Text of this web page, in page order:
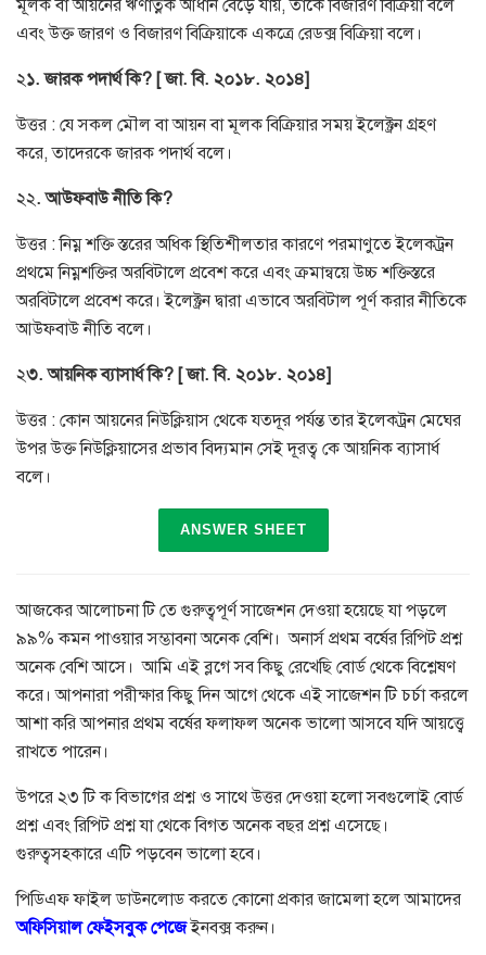
মূলক বা আয়নের ঋণাত্নক আধান বেড়ে যায়, তাকে বিজারণ বিক্রিয়া বলে
এবং উক্ত জারণ ও বিজারণ বিক্রিয়াকে একত্রে রেডক্স বিক্রিয়া বলে।
২১. জারক পদার্থ কি? [ জা. বি. ২০১৮. ২০১৪]
উত্তর : যে সকল মৌল বা আয়ন বা মূলক বিক্রিয়ার সময় ইলেক্ট্রন গ্রহণ
করে, তাদেরকে জারক পদার্থ বলে।
২২. আউফবাউ নীতি কি?
উত্তর : নিম্ন শক্তি স্তরের অধিক স্থিতিশীলতার কারণে পরমাণুতে ইলেকট্রন
প্রথমে নিম্নশক্তির অরবিটালে প্রবেশ করে এবং ক্রমান্বয়ে উচ্চ শক্তিস্তরে
অরবিটালে প্রবেশ করে। ইলেক্ট্রন দ্বারা এভাবে অরবিটাল পূর্ণ করার নীতিকে
আউফবাউ নীতি বলে।
২৩. আয়নিক ব্যাসার্ধ কি? [ জা. বি. ২০১৮. ২০১৪]
উত্তর : কোন আয়নের নিউক্লিয়াস থেকে যতদূর পর্যন্ত তার ইলেকট্রন মেঘের
উপর উক্ত নিউক্লিয়াসের প্রভাব বিদ্যমান সেই দূরত্ব কে আয়নিক ব্যাসার্ধ
বলে।
ANSWER SHEET
আজকের আলোচনা টি তে গুরুত্বপূর্ণ সাজেশন দেওয়া হয়েছে যা পড়লে
৯৯% কমন পাওয়ার সম্ভাবনা অনেক বেশি। অনার্স প্রথম বর্ষের রিপিট প্রশ্ন
অনেক বেশি আসে। আমি এই ব্লগে সব কিছু রেখেছি বোর্ড থেকে বিশ্লেষণ
করে। আপনারা পরীক্ষার কিছু দিন আগে থেকে এই সাজেশন টি চর্চা করলে
আশা করি আপনার প্রথম বর্ষের ফলাফল অনেক ভালো আসবে যদি আয়ত্ত্বে
রাখতে পারেন।
উপরে ২৩ টি ক বিভাগের প্রশ্ন ও সাথে উত্তর দেওয়া হলো সবগুলোই বোর্ড
প্রশ্ন এবং রিপিট প্রশ্ন যা থেকে বিগত অনেক বছর প্রশ্ন এসেছে।
গুরুত্বসহকারে এটি পড়বেন ভালো হবে।
পিডিএফ ফাইল ডাউনলোড করতে কোনো প্রকার জামেলা হলে আমাদের
অফিসিয়াল ফেইসবুক পেজেইনবক্স করুন।